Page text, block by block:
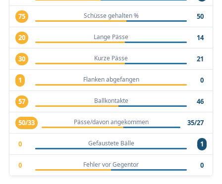
75 Schüsse gehalten % 50
20 Lange Pässe 14
30 Kurze Pässe 21
1 Flanken abgefangen 0
57 Ballkontakte 46
50/33 Pässe/davon angekommen 35/27
0 Gefaustete Bälle 1
0 Fehler vor Gegentor 0